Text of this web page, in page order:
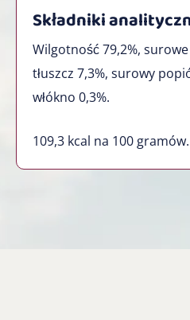
Składniki
Wilgotność 79,2%,
tłuszcz 7,3%, surowy
włókno 0,3%.
109,3 kcal na 100 gramów.